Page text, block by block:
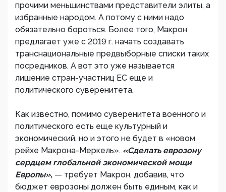
прочими меньшинствами представители элиты, а
избранные народом. А потому с ними надо
обязательно бороться. Более того, Макрон
предлагает уже с 2019 г. начать создавать
транснациональные предвыборные списки таких
посредников. А вот это уже называется
лишение стран-участниц ЕС еще и
политического суверенитета.
Как известно, помимо суверенитета военного и
политического есть еще культурный и
экономический, но и этого не будет в «новом
рейхе Макрона-Меркель». «Сделать еврозону
сердцем глобальной экономической мощи
Европы», — требует Макрон, добавив, что
бюджет еврозоны должен быть единым, как и